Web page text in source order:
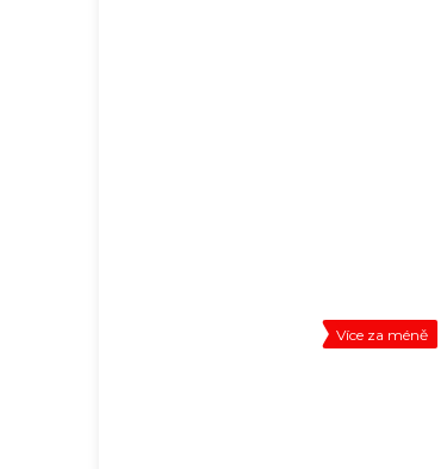
Více za méně